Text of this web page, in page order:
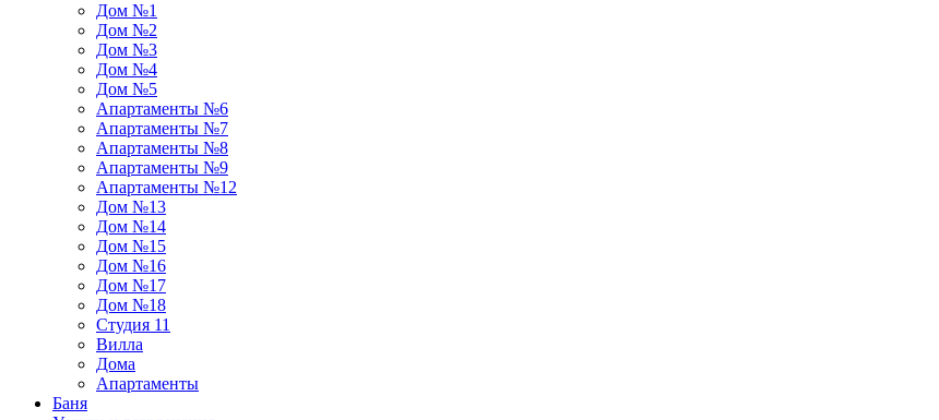
Дом №1
Дом №2
Дом №3
Дом №4
Дом №5
Апартаменты №6
Апартаменты №7
Апартаменты №8
Апартаменты №9
Апартаменты №12
Дом №13
Дом №14
Дом №15
Дом №16
Дом №17
Дом №18
Студия 11
Вилла
Дома
Апартаменты
Баня